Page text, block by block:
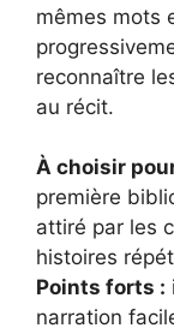
mêmes mots
reconnaître
au récit.
À choisir
première
attiré par les
histoires
Points forts :
narration